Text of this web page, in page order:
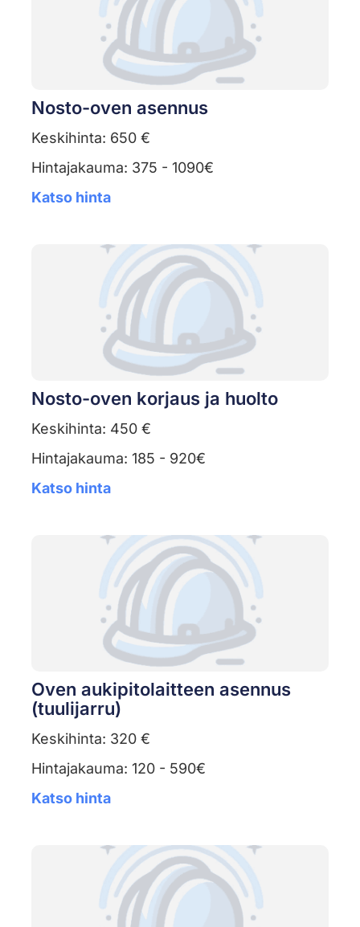
Nosto-oven asennus
Keskihinta: 650 €
Hintajakauma: 375 - 1090€
Katso hinta
Nosto-oven korjaus ja huolto
Keskihinta: 450 €
Hintajakauma: 185 - 920€
Katso hinta
Oven aukipitolaitteen asennus
(tuulijarru)
Keskihinta: 320 €
Hintajakauma: 120 - 590€
Katso hinta